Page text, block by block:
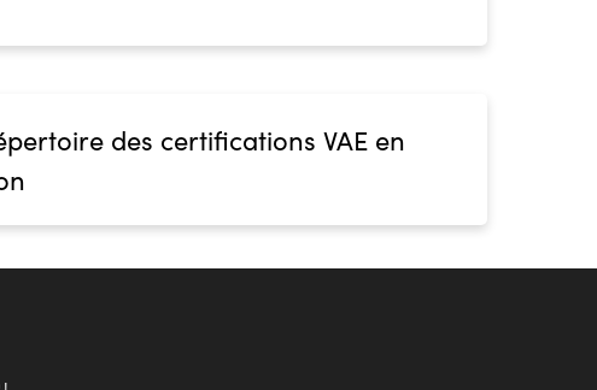
des certifications VAE en